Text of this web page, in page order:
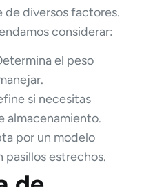
diversos factores.
considerar:
el peso
si necesitas
almacenamiento.
por un modelo
pasillos estrechos.